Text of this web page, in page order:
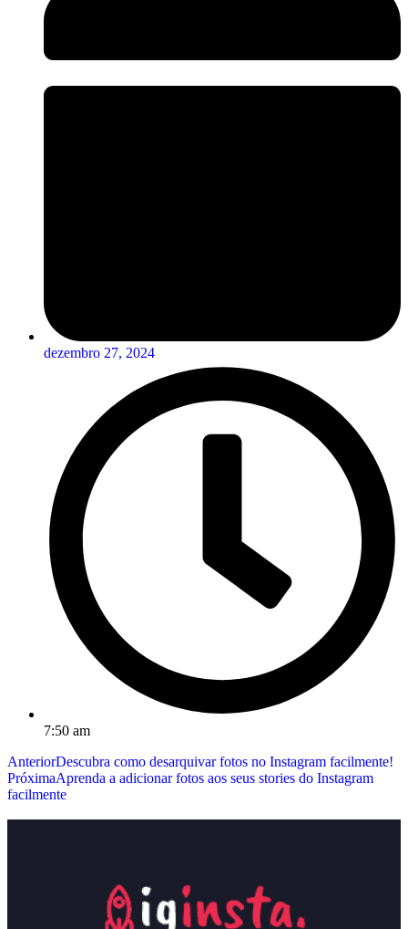
dezembro 27, 2024
7:50 am
AnteriorDescubra como desarquivar fotos no Instagram facilmente!
PróximaAprenda a adicionar fotos aos seus stories do Instagram
facilmente